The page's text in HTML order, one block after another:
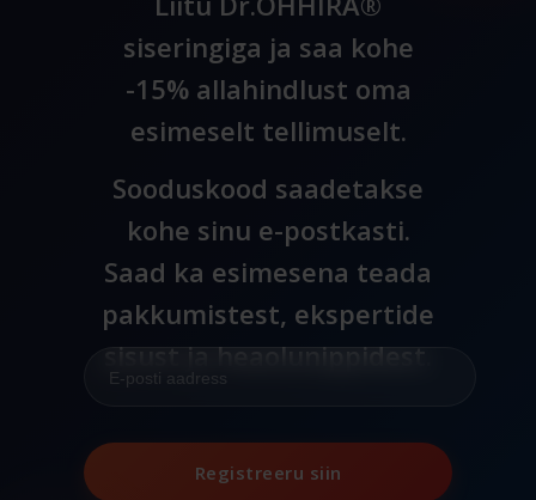
siseringiga ja saa kohe
-15% allahindlust oma
esimeselt tellimuselt.
Sooduskood saadetakse
kohe sinu e-postkasti.
Saad ka esimesena teada
pakkumistest, ekspertide
sisust ja heaolunippidest.
Registreeru siin